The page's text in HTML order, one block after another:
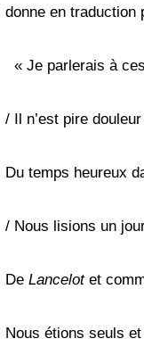
donne en traduction
« Je parlerais à
/ Il n’est pire
Du temps heureux
/ Nous lisions un
De Lancelotet
Nous étions seuls